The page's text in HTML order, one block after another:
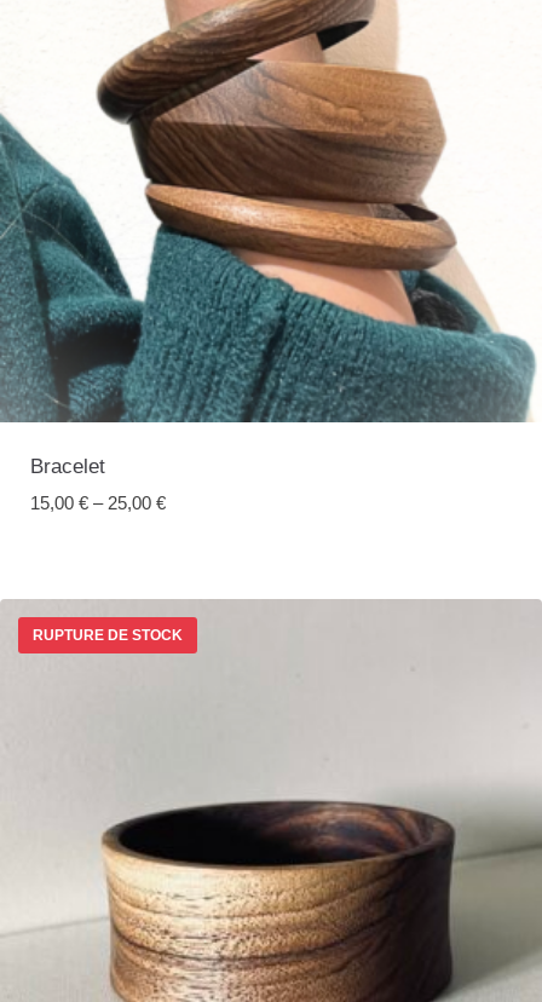
Bracelet
15,00 €– 25,00 €
RUPTURE DE STOCK